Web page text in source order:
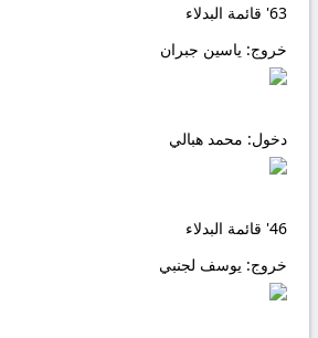
63' قائمة البدلاء
خروج: ياسين جبران
دخول: محمد هبالي
46' قائمة البدلاء
خروج: يوسف لجنبي